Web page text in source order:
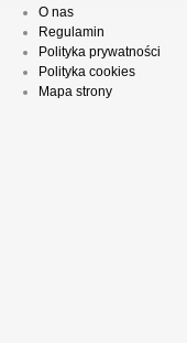
O nas
Regulamin
Polityka prywatności
Polityka cookies
Mapa strony